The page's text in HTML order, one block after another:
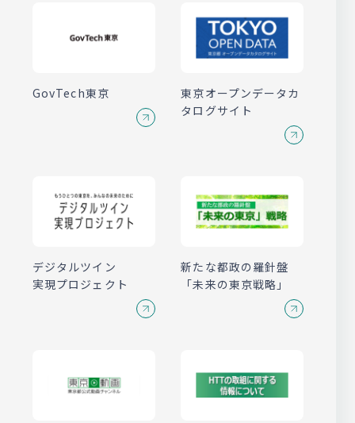
GovTech東京 東京オープンデータ カ
タログサイト
デジタルツイン
実現プロジェクト
新たな都政の羅針盤
「未来の東京戦略」